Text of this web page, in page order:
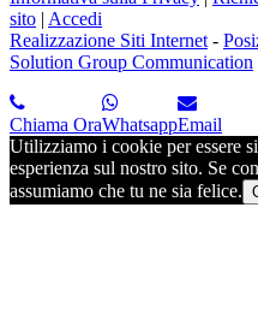
sito | Accedi
Realizzazione Siti Internet -
Solution Group Communication
Chiama OraWhatsappEmail
Utilizziamo i cookie per essere
esperienza sul nostro sito. Se
assumiamo che tu ne sia felice.